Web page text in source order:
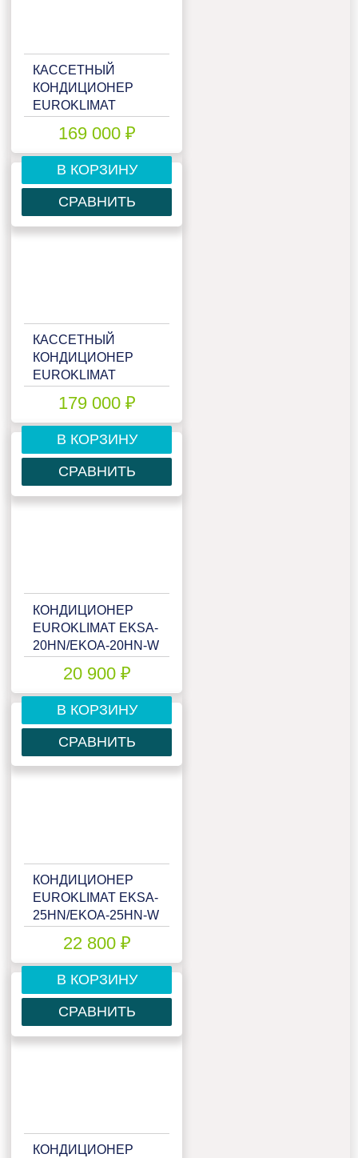
КАССЕТНЫЙ
КОНДИЦИОНЕР
EUROKLIMAT
140HNN4/EKOX1-
140HNN4
169 000 ₽
В КОРЗИНУ
СРАВНИТЬ
КАССЕТНЫЙ
КОНДИЦИОНЕР
EUROKLIMAT
170HNN4/EKOX1-
170HNN4
179 000 ₽
В КОРЗИНУ
СРАВНИТЬ
КОНДИЦИОНЕР
EUROKLIMAT EKSA-
20HN/EKOA-20HN-W
20 900 ₽
В КОРЗИНУ
СРАВНИТЬ
КОНДИЦИОНЕР
EUROKLIMAT EKSA-
25HN/EKOA-25HN-W
22 800 ₽
В КОРЗИНУ
СРАВНИТЬ
КОНДИЦИОНЕР